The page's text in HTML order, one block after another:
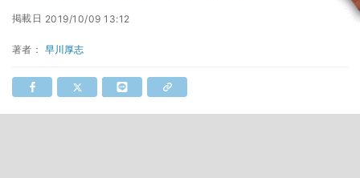
掲載日 2019/10/09 13:12
著者： 早川厚志